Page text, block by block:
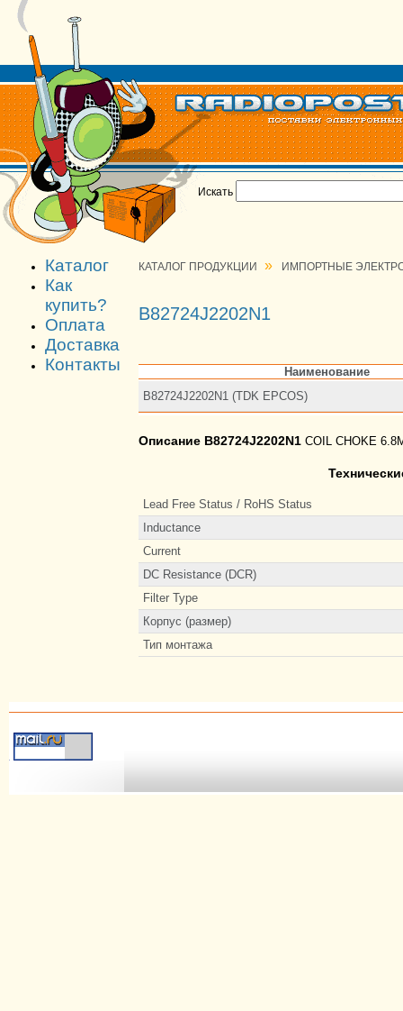
Искать
Каталог
Как
купить?
Оплата
Доставка
Контакты
КАТАЛОГ ПРОДУКЦИИ » ИМПОРТНЫЕ
B82724J2202N1
Наименование
B82724J2202N1 (TDK EPCOS)
Описание B82724J2202N1 COIL CHOKE
Lead Free Status / RoHS Status
Inductance
Current
DC Resistance (DCR)
Filter Type
Корпус (размер)
Тип монтажа